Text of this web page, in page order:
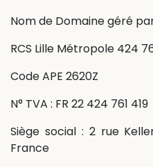
Nom de Domaine géré par
RCS Lille Métropole 424
Code APE 2620Z
N° TVA : FR 22 424 761 419
Siège social : 2 rue
France